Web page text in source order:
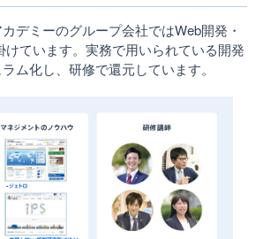
デミーのグループ会社ではWeb開発・
けています。実務で用いられている開発
ム化し、研修で還元しています。